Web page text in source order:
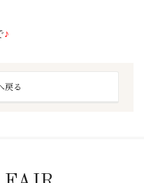
♪
戻る